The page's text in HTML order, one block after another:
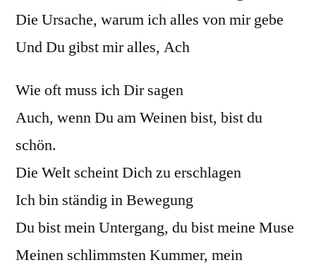
Die Ursache, warum ich alles von mir gebe
Und Du gibst mir alles, Ach
Wie oft muss ich Dir sagen
Auch, wenn Du am Weinen bist, bist du
schön.
Die Welt scheint Dich zu erschlagen
Ich bin ständig in Bewegung
Du bist mein Untergang, du bist meine Muse
Meinen schlimmsten Kummer, mein